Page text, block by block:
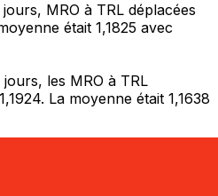
MRO à TRL déplacées
était 1,1825 avec
les MRO à TRL
La moyenne était 1,1638
devises lorsque vous